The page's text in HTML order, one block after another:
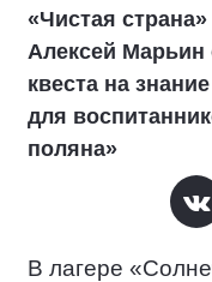
«Чистая
Алексей Марьин
квеста на
для
поляна»
В лагере